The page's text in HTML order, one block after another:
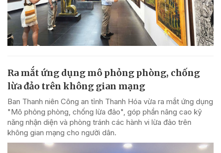
Ra mắt ứng dụng mô phỏng phòng, chống
lừa đảo trên không gian mạng
Ban Thanh niên Công an tỉnh Thanh Hóa vừa ra mắt ứng dụng
"Mô phỏng phòng, chống lừa đảo", góp phần nâng cao kỹ
năng nhận diện và phòng tránh các hành vi lừa đảo trên
không gian mạng cho người dân.